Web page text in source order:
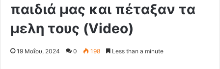
παιδιά μας και πέταξαν τα
μελη τους (Video)
19 Μαΐου, 2024 0 198 Less than a minute